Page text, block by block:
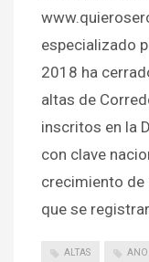
especializado
2018 ha
altas de
inscritos en la
con clave
crecimiento de
que se
ALTAS ANO